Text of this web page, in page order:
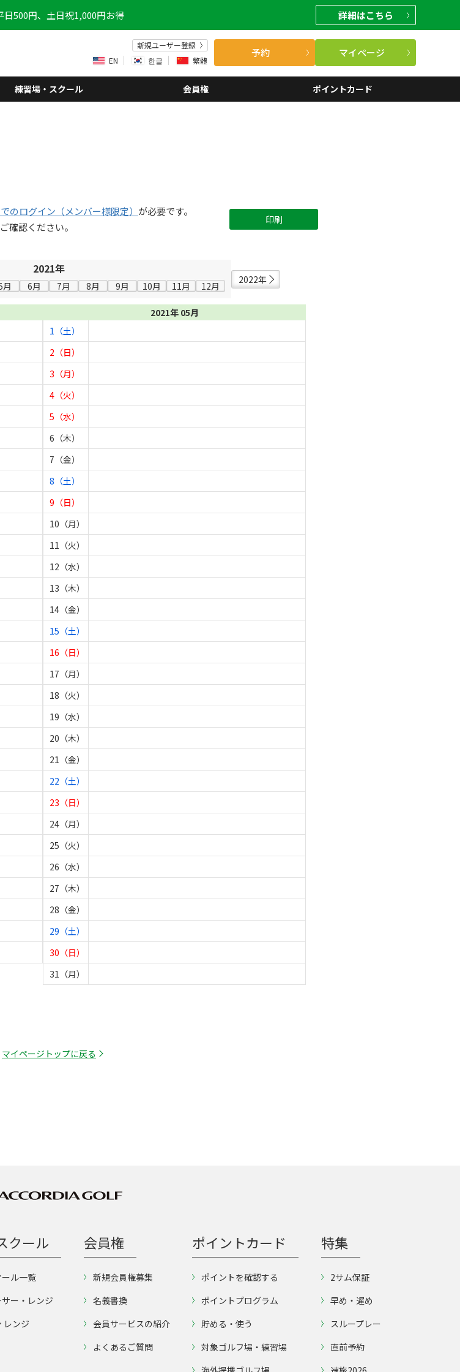
500円、土日祝1,000円お得 詳細はこちら
新規ユーザー登録
EN
한글 繁體
予約 マイページ
練習場・スクール 会員権 ポイントカード
のログイン（メンバー様限定） が必要です。
確認ください。
印刷
2021年
月 6月 7月 8月 9月 10月 11月 12月
2022年
2021年 05月
1（土）
2（日）
3（月）
4（火）
5（水）
6（木）
7（金）
8（土）
9（日）
10（月）
11（火）
12（水）
13（木）
14（金）
15（土）
16（日）
17（月）
18（火）
19（水）
20（木）
21（金）
22（土）
23（日）
24（月）
25（火）
26（水）
27（木）
28（金）
29（土）
30（日）
31（月）
マイページトップに戻る
クール
ル一覧
ー・レンジ
レンジ
会員権
新規会員権募集
名義書換
会員サービスの紹介
よくあるご質問
ポイントカード
ポイントを確認する
ポイントプログラム
貯める・使う
対象ゴルフ場・練習場
特集
2サム保証
早め・遅め
スループレー
直前予約